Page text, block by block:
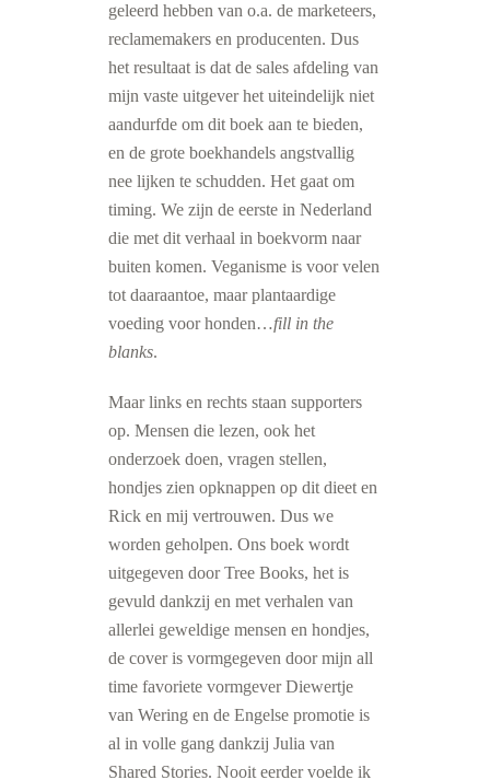
geleerd hebben van o.a. de marketeers,
reclamemakers en producenten. Dus
het resultaat is dat de sales afdeling van
mijn vaste uitgever het uiteindelijk niet
aandurfde om dit boek aan te bieden,
en de grote boekhandels angstvallig
nee lijken te schudden. Het gaat om
timing. We zijn de eerste in Nederland
die met dit verhaal in boekvorm naar
buiten komen. Veganisme is voor velen
tot daaraantoe, maar plantaardige
voeding voor honden…fill in the
blanks.
Maar links en rechts staan supporters
op. Mensen die lezen, ook het
onderzoek doen, vragen stellen,
hondjes zien opknappen op dit dieet en
Rick en mij vertrouwen. Dus we
worden geholpen. Ons boek wordt
uitgegeven door Tree Books, het is
gevuld dankzij en met verhalen van
allerlei geweldige mensen en hondjes,
de cover is vormgegeven door mijn all
time favoriete vormgever Diewertje
van Wering en de Engelse promotie is
al in volle gang dankzij Julia van
Shared Stories. Nooit eerder voelde ik